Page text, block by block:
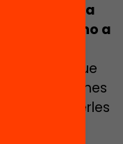
en torno a
Gira en torno a
que
y de ofrecerles